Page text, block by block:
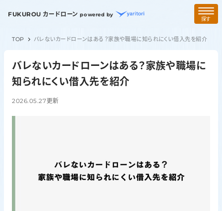
FUKUROU カードローン powered by
探す
TOP バレないカードローンはある？家族や職場に知られにくい借入先を紹介
バレないカードローンはある？家族や職場に
知られにくい借入先を紹介
2026.05.27更新